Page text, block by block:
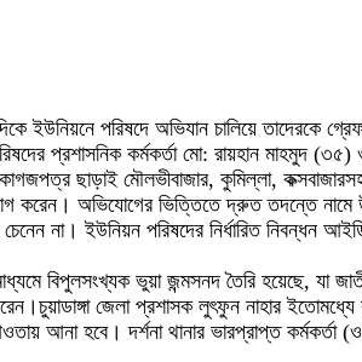
ইউনিয়নে পরিষদে অভিযান চালিয়ে তাদেরকে
প্রশাসনিক কর্মকর্তা মো: রায়হান মাহমুদ
ছাড়াই মৌলভীবাজার, কুমিল্লা,
করেন। অভিযোগের ভিত্তিতে দ্রুত তদন্তে
না। ইউনিয়ন পরিষদের নির্ধারিত নিবন্ধন
বিপুলসংখ্যক ভুয়া জন্মসনদ তৈরি হয়েছে, যা
জেলা প্রশাসক লুৎফুন নাহার
আনা হবে। দর্শনা থানার ভারপ্রাপ্ত কর্মকর্তা